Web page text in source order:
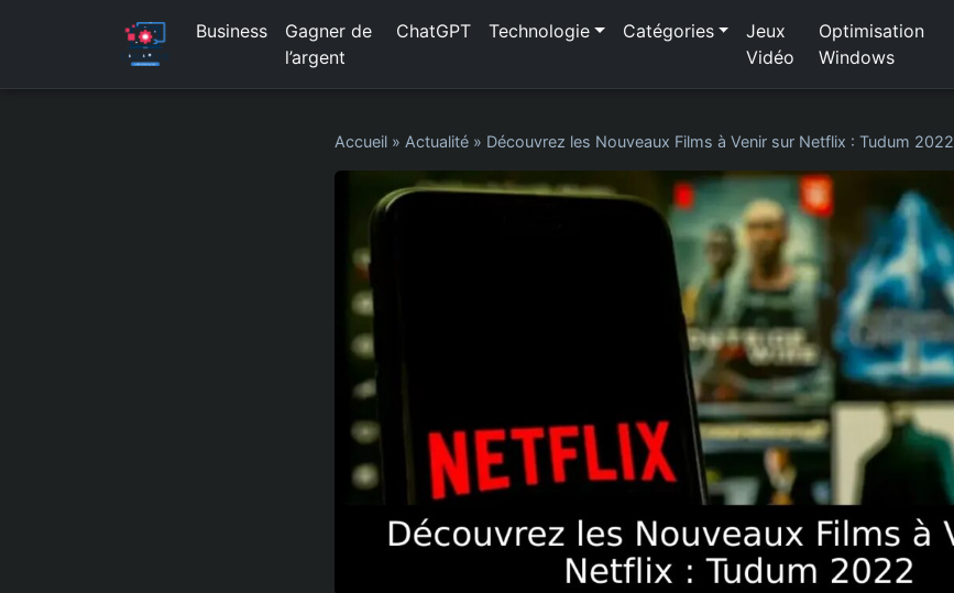
Business
Gagner de
l’argent
ChatGPT Technologie Catégories
Jeux
Vidéo
Optimisation
Windows
Accueil » Actualité » Découvrez les Nouveaux Films à Venir sur Netflix : Tudum 2022